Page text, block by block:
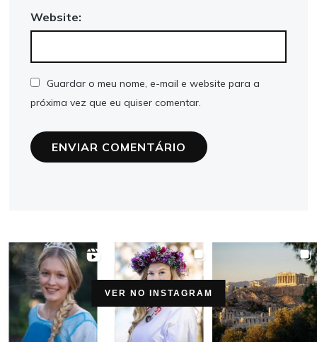
Website:
Guardar o meu nome, e-mail e website para a
próxima vez que eu quiser comentar.
VER NO INSTAGRAM